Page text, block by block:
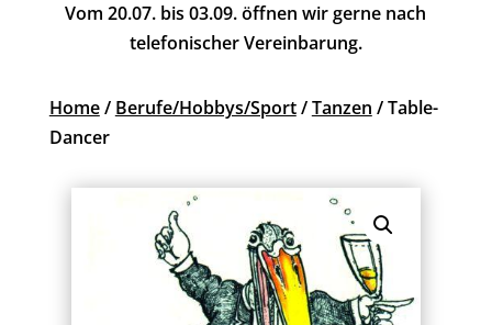
Vom 20.07. bis 03.09. öffnen wir gerne nach
telefonischer Vereinbarung.
Home/ Berufe/Hobbys/Sport/Tanzen / Table-
Dancer